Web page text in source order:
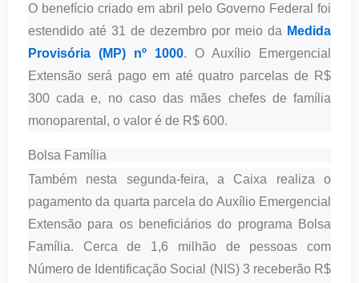
O benefício criado em abril pelo Governo Federal foi
estendido até 31 de dezembro por meio da Medida
Provisória (MP) nº 1000. O Auxílio Emergencial
Extensão será pago em até quatro parcelas de R$
300 cada e, no caso das mães chefes de família
monoparental, o valor é de R$ 600.
Bolsa Família
Também nesta segunda-feira, a Caixa realiza o
pagamento da quarta parcela do Auxílio Emergencial
Extensão para os beneficiários do programa Bolsa
Família. Cerca de 1,6 milhão de pessoas com
Número de Identificação Social (NIS) 3 receberão R$